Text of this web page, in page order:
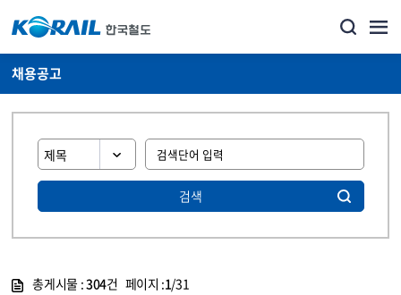
채용공고
검색
총게시물 :304건 페이지 :1/31